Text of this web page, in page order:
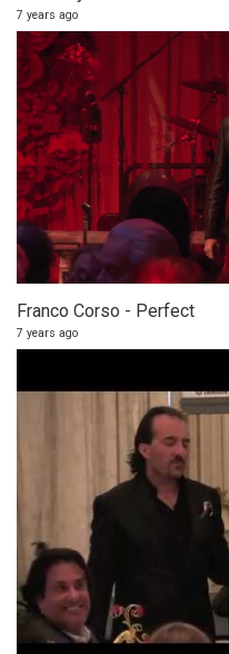
7 years ago
Franco Corso - Perfect
7 years ago